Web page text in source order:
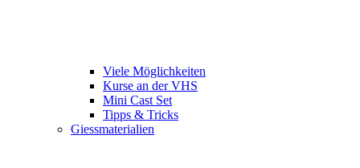
Viele Möglichkeiten
Kurse an der VHS
Mini Cast Set
Tipps & Tricks
Giessmaterialien